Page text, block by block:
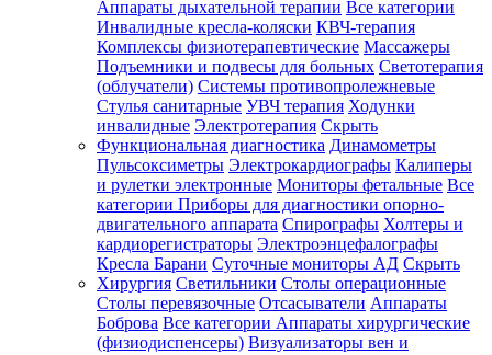
Аппараты дыхательной терапии Все категории
Инвалидные кресла-коляски КВЧ-терапия
Комплексы физиотерапевтические Массажеры
Подъемники и подвесы для больных Светотерапия
(облучатели) Системы противопролежневые
Стулья санитарные УВЧ терапия Ходунки
инвалидные Электротерапия Скрыть
Функциональная диагностика Динамометры
Пульсоксиметры Электрокардиографы Калиперы
и рулетки электронные Мониторы фетальные Все
категории Приборы для диагностики опорно-
двигательного аппарата Спирографы Холтеры и
кардиорегистраторы Электроэнцефалографы
Кресла Барани Суточные мониторы АД Скрыть
Хирургия Светильники Столы операционные
Столы перевязочные Отсасыватели Аппараты
Боброва Все категории Аппараты хирургические
(физиодиспенсеры) Визуализаторы вен и